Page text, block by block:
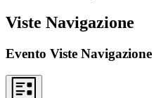
Viste Navigazione
Evento Viste Navigazione